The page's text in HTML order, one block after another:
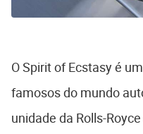
O Spirit of Ecstasy é
famosos do mundo
unidade da Rolls-